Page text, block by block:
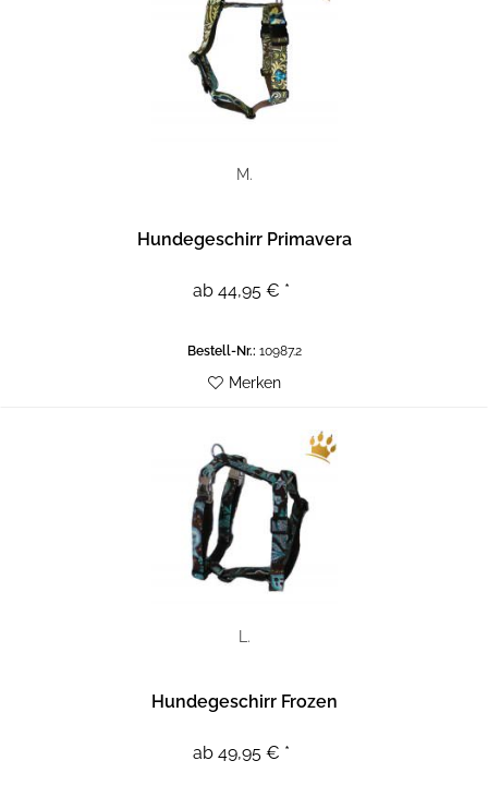
M.
Hundegeschirr Primavera
ab 44,95 € *
Bestell-Nr.: 10987.2
Merken
L.
Hundegeschirr Frozen
ab 49,95 € *